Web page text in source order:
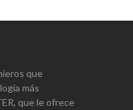
que
más
que le ofrece